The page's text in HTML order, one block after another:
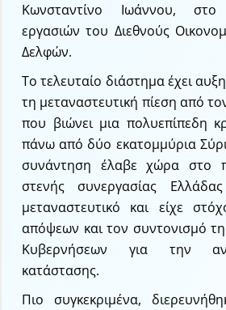
Κωνσταντίνο Ιωάννου,
εργασιών του Διεθνούς
Δελφών.
Το τελευταίο διάστημα έχει
τη μεταναστευτική πίεση από
που βιώνει μια πολυεπίπεδη
πάνω από δύο εκατομμύρια
συνάντηση έλαβε χώρα στο
στενής συνεργασίας
μεταναστευτικό και είχε
απόψεων και τον συντονισμό
Κυβερνήσεων για την
κατάστασης.
Πιο συγκεκριμένα,